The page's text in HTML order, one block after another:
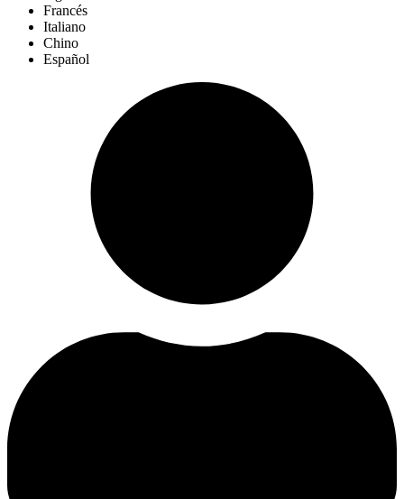
Francés
Italiano
Chino
Español